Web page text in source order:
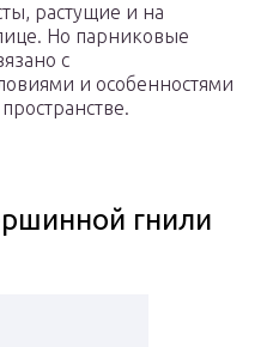
растущие и на
Но парниковые
с
и особенностями
гнили